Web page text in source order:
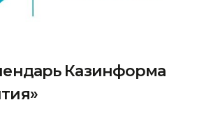
Казинформа